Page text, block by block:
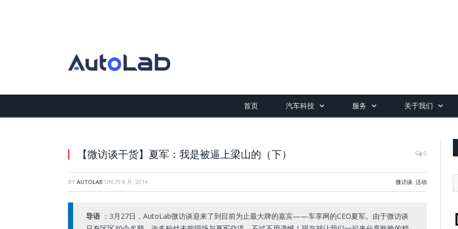
首页 汽车科技 服务 关于我们
【微访谈干货】夏军：我是被逼上梁山的（下） 0
BY AUTOLAB ON 29 8 月, 2014 微访谈, 活动
导语 ：3月27日，AutoLab微访谈迎来了到目前为止最大牌的嘉宾——车享网的CEO夏军。由于微访谈